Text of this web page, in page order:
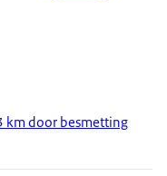
km door besmetting